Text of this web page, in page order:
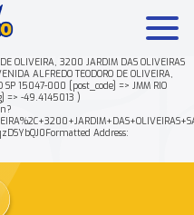
OLIVEIRA, 3200 JARDIM DAS OLIVEIRAS
ALFREDO TEODORO DE OLIVEIRA,
SP 15047-000 [post_code] => JMM RIO
=> -49.4145013 )
Address:
Rende + Nossa